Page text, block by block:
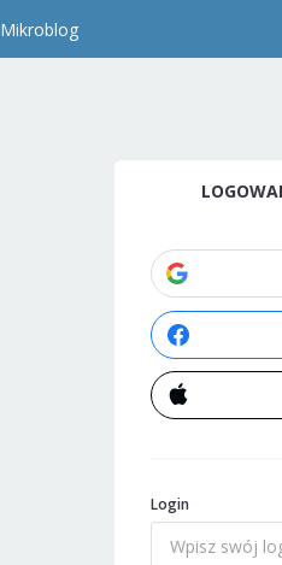
Mikroblog
Login